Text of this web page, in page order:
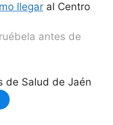
llegar al Centro
antes de
de Salud de Jaén